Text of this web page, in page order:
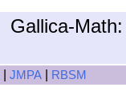
Gallica-
JMPA RBSM